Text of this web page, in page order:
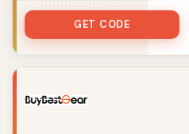
BBGNEW
GET CODE